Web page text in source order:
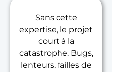
Sans cette
expertise, le projet
court à la
catastrophe. Bugs,
lenteurs, failles de